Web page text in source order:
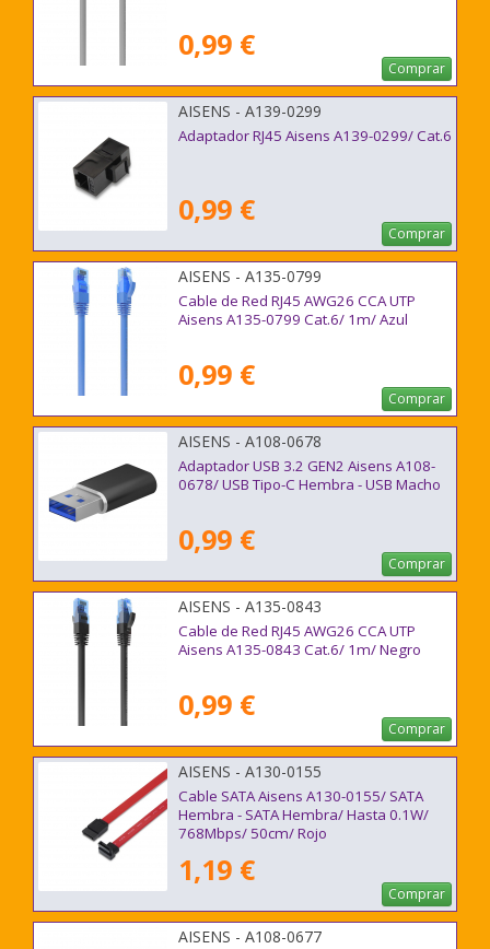
0,99 €
Comprar
AISENS - A139-0299
Adaptador RJ45 Aisens A139-0299/ Cat.6
0,99 €
Comprar
AISENS - A135-0799
Cable de Red RJ45 AWG26 CCA UTP
Aisens A135-0799 Cat.6/ 1m/ Azul
0,99 €
Comprar
AISENS - A108-0678
Adaptador USB 3.2 GEN2 Aisens A108-
0678/ USB Tipo-C Hembra - USB Macho
0,99 €
Comprar
AISENS - A135-0843
Cable de Red RJ45 AWG26 CCA UTP
Aisens A135-0843 Cat.6/ 1m/ Negro
0,99 €
Comprar
AISENS - A130-0155
Cable SATA Aisens A130-0155/ SATA
Hembra - SATA Hembra/ Hasta 0.1W/
768Mbps/ 50cm/ Rojo
1,19 €
Comprar
AISENS - A108-0677